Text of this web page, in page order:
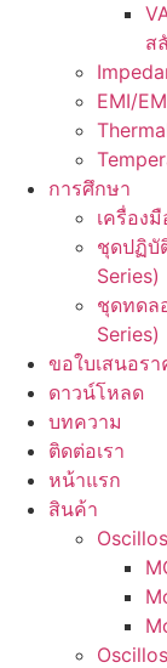
ส
EMI/
การศึกษา
เครื่อง
ชุดปฏิบั
Series)
ชุดทดล
Series)
ขอใบเสนอรา
ดาวน์โหลด
บทความ
ติดต่อเรา
หน้าแรก
สินค้า